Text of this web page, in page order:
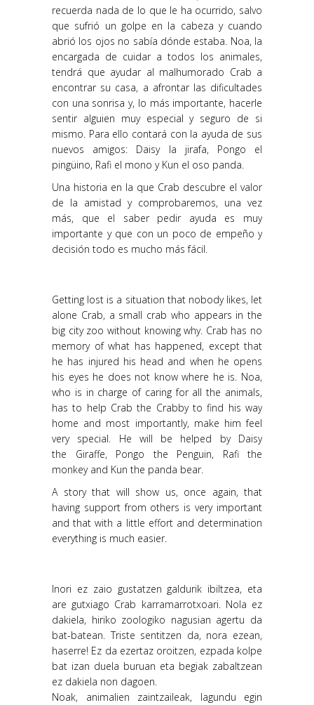
recuerda nada de lo que le ha ocurrido, salvo
que sufrió un golpe en la cabeza y cuando
abrió los ojos no sabía dónde estaba. Noa, la
encargada de cuidar a todos los animales,
tendrá que ayudar al malhumorado Crab a
encontrar su casa, a afrontar las dificultades
con una sonrisa y, lo más importante, hacerle
sentir alguien muy especial y seguro de si
mismo. Para ello contará con la ayuda de sus
nuevos amigos: Daisy la jirafa, Pongo el
pingüino, Rafi el mono y Kun el oso panda.
Una historia en la que Crab descubre el valor
de la amistad y comprobaremos, una vez
más, que el saber pedir ayuda es muy
importante y que con un poco de empeño y
decisión todo es mucho más fácil.
Getting lost is a situation that nobody likes, let
alone Crab, a small crab who appears in the
big city zoo without knowing why. Crab has no
memory of what has happened, except that
he has injured his head and when he opens
his eyes he does not know where he is. Noa,
who is in charge of caring for all the animals,
has to help Crab the Crabby to find his way
home and most importantly, make him feel
very special. He will be helped by Daisy
the Giraffe, Pongo the Penguin, Rafi the
monkey and Kun the panda bear.
A story that will show us, once again, that
having support from others is very important
and that with a little effort and determination
everything is much easier.
Inori ez zaio gustatzen galdurik ibiltzea, eta
are gutxiago Crab karramarrotxoari. Nola ez
dakiela, hiriko zoologiko nagusian agertu da
bat-batean. Triste sentitzen da, nora ezean,
haserre! Ez da ezertaz oroitzen, ezpada kolpe
bat izan duela buruan eta begiak zabaltzean
ez dakiela non dagoen.
Noak, animalien zaintzaileak, lagundu egin